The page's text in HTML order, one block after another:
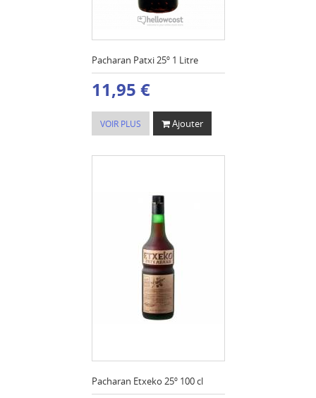
Pacharan Patxi 25º 1 Litre
11,95 €
VOIR PLUS Ajouter
Pacharan Etxeko 25º 100 cl